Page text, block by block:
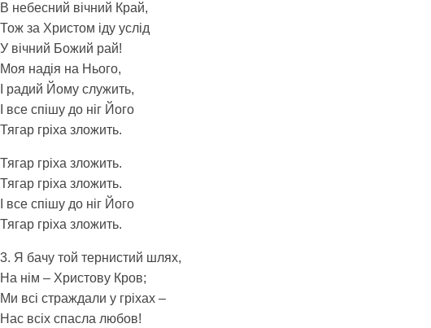
В небесний вічний Край,
Тож за Христом іду услід
У вічний Божий рай!
Моя надія на Нього,
І радий Йому служить,
І все спішу до ніг Його
Тягар гріха зложить.
Тягар гріха зложить.
Тягар гріха зложить.
І все спішу до ніг Його
Тягар гріха зложить.
3. Я бачу той тернистий шлях,
На нім – Христову Кров;
Ми всі страждали у гріхах –
Нас всіх спасла любов!